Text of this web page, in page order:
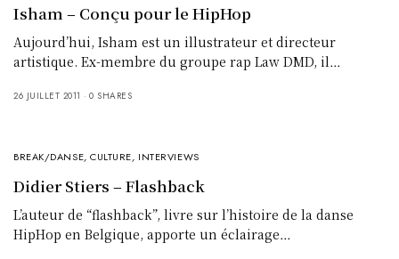
Isham – Conçu pour le HipHop
Aujourd’hui, Isham est un illustrateur et directeur
artistique. Ex-membre du groupe rap Law DMD, il…
26 JUILLET 2011 0 SHARES
BREAK/DANSE,CULTURE, INTERVIEWS
Didier Stiers – Flashback
L’auteur de “flashback”, livre sur l’histoire de la danse
HipHop en Belgique, apporte un éclairage…